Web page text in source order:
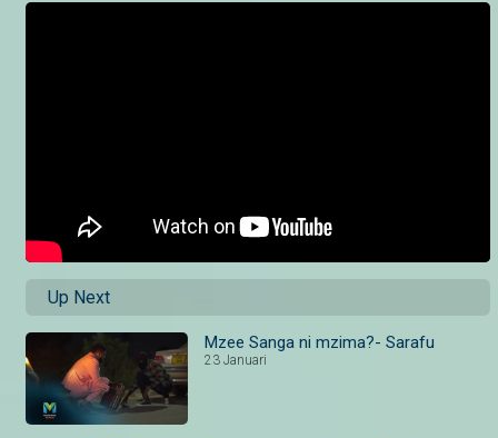
Up Next
Mzee Sanga ni mzima?- Sarafu
23 Januari